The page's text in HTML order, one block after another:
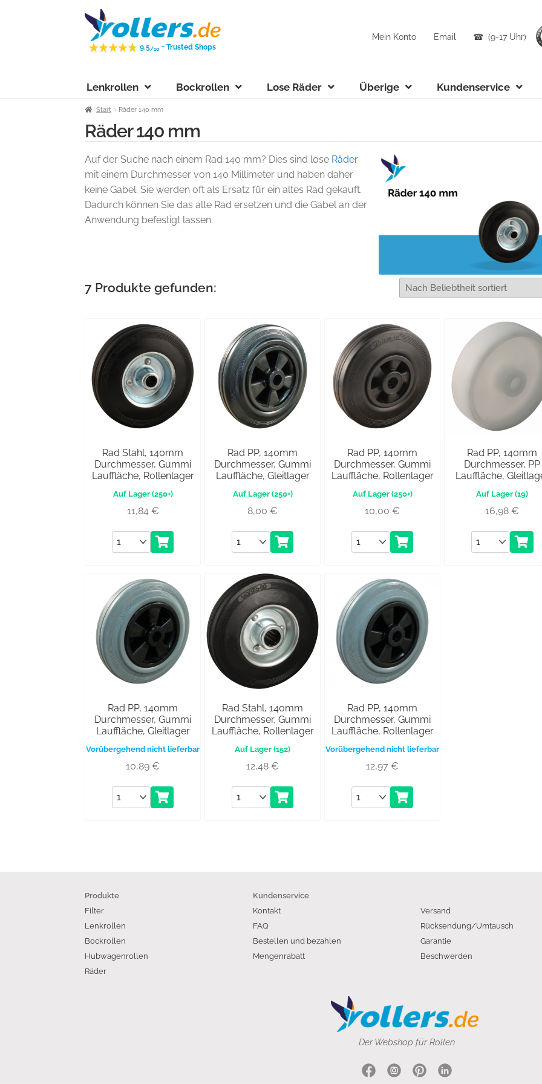
Zur
Navigation
springen
Zum
Inhalt
springen
9.5/10 -Trusted Shops
Mein Konto Email ☎ (9-17 Uhr)
Lenkrollen Bockrollen Lose Räder Überige Kundenservice
Start Räder 140 mm
Räder 140 mm
Auf der Suche nach einem Rad 140 mm? Dies sind lose Räder
mit einem Durchmesser von 140 Millimeter und haben daher
keine Gabel. Sie werden oft als Ersatz für ein altes Rad gekauft.
Dadurch können Sie das alte Rad ersetzen und die Gabel an der
Anwendung befestigt lassen.
7 Produkte gefunden:
Rad Stahl, 140mm
Durchmesser, Gummi
Lauffläche, Rollenlager
(250+)
11,84 €
Anzahl
Rad PP, 140mm
Durchmesser, Gummi
Lauffläche, Gleitlager
(250+)
8,00€
Anzahl
Rad PP, 140mm
Durchmesser, Gummi
Lauffläche, Rollenlager
(250+)
10,00€
Anzahl
Rad PP, 140mm
Durchmesser, PP
Lauffläche,
(19)
16,98€
Anzahl
Rad PP, 140mm
Durchmesser, Gummi
Lauffläche, Gleitlager
Vorübergehend nicht lieferbar
10,89€
Anzahl
Rad Stahl, 140mm
Durchmesser, Gummi
Lauffläche, Rollenlager
(152)
12,48€
Anzahl
Rad PP, 140mm
Durchmesser, Gummi
Lauffläche, Rollenlager
Vorübergehend nicht lieferbar
12,97€
Anzahl
Produkte
Filter
Lenkrollen
Bockrollen
Hubwagenrollen
Räder
Kundenservice
Kontakt
FAQ
Bestellen und bezahlen
Mengenrabatt
Versand
Rücksendung/Umtausch
Garantie
Beschwerden
Der Webshop für Rollen